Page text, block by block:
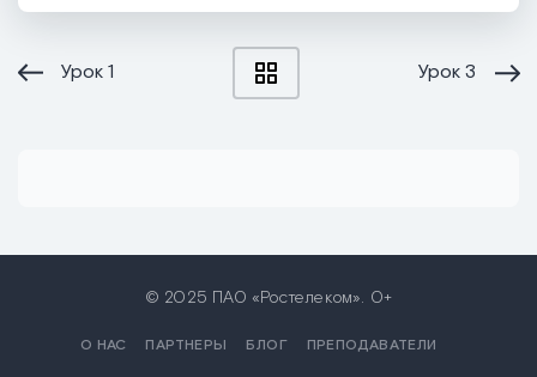
Урок1 Урок3
© 2025 ПАО «Ростелеком». 0+
О НАС ПАРТНЕРЫ БЛОГ ПРЕПОДАВАТЕЛИ